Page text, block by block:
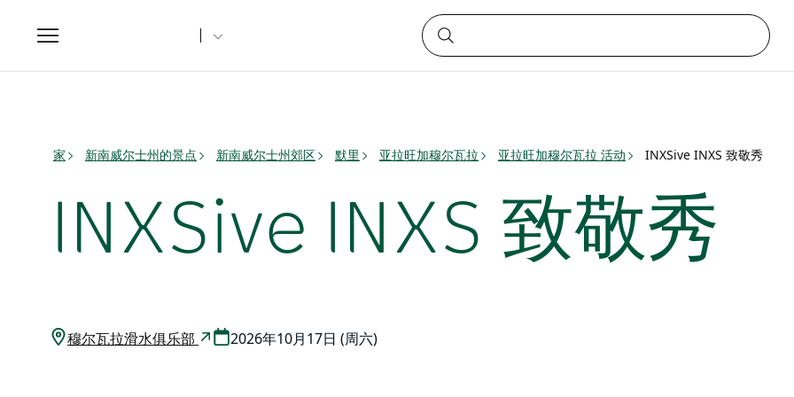
Toggle
navigation
家 新南威尔士州的景点 新南威尔士州郊区 默里 亚拉旺加穆尔瓦拉 亚拉旺加穆尔瓦拉 活动 INXSive INXS 致敬秀
INXSive INXS 致敬秀
穆尔瓦拉滑水俱乐部 2026年10月17日 (周六)